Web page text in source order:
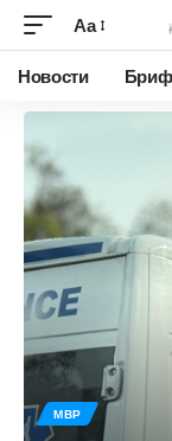
Аа
Новости
МВР